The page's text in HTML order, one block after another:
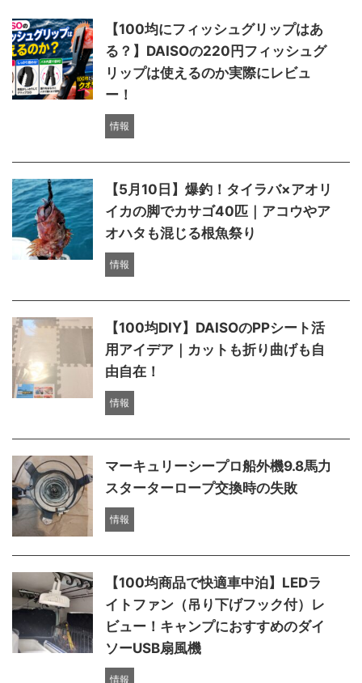
【100均にフィッシュグリップはあ
る？】DAISOの220円フィッシュグ
リップは使えるのか実際にレビュ
ー！
情報
【5月10日】爆釣！タイラバ×アオリ
イカの脚でカサゴ40匹｜アコウやア
オハタも混じる根魚祭り
情報
【100均DIY】DAISOのPPシート活
用アイデア｜カットも折り曲げも自
由自在！
情報
マーキュリーシープロ船外機9.8馬力
スターターロープ交換時の失敗
情報
【100均商品で快適車中泊】LEDラ
イトファン（吊り下げフック付）レ
ビュー！キャンプにおすすめのダイ
ソーUSB扇風機
情報